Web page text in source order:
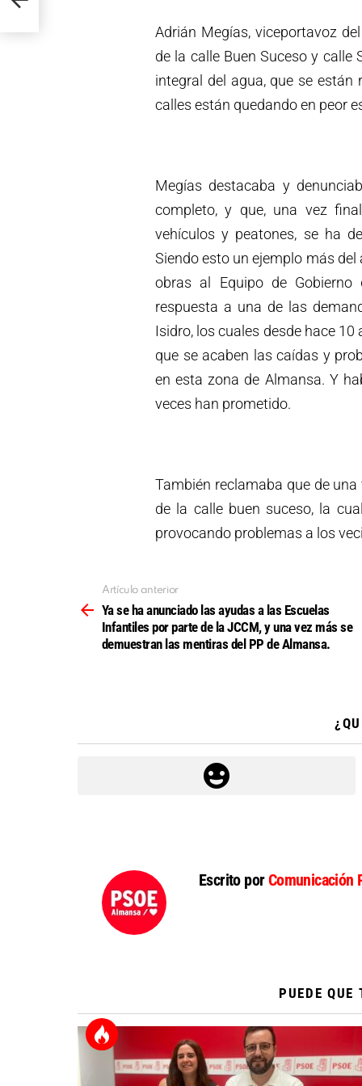
Adrián Megías, viceportavoz
de la calle Buen Suceso y
integral del agua, que se
calles están quedando en peor
Megías destacaba y
completo, y que, una vez
vehículos y peatones, se ha
Siendo esto un ejemplo más
obras al Equipo de
respuesta a una de las
Isidro, los cuales desde hace
que se acaben las caídas y
en esta zona de Almansa. Y
veces han prometido.
También reclamaba que de
de la calle buen suceso, la
provocando problemas a los
más
Artículo anterior
Ya se ha anunciado las ayudas a las Escuelas
Infantiles por parte de la JCCM, y una vez más se
demuestran las mentiras del PP de Almansa.
Escrito porComunicación
PUEDE QUE